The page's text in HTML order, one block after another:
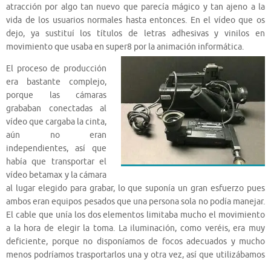
atracción por algo tan nuevo que parecía mágico y tan ajeno a la
vida de los usuarios normales hasta entonces. En el vídeo que os
dejo, ya sustituí los títulos de letras adhesivas y vinilos en
movimiento que usaba en super8 por la animación informática.
El proceso de producción
era bastante complejo,
porque las cámaras
grababan conectadas al
vídeo que cargaba la cinta,
aún no eran
independientes, así que
había que transportar el
vídeo betamax y la cámara
al lugar elegido para grabar, lo que suponía un gran esfuerzo pues
ambos eran equipos pesados que una persona sola no podía manejar.
El cable que unía los dos elementos limitaba mucho el movimiento
a la hora de elegir la toma. La iluminación, como veréis, era muy
deficiente, porque no disponíamos de focos adecuados y mucho
menos podríamos trasportarlos una y otra vez, así que utilizábamos